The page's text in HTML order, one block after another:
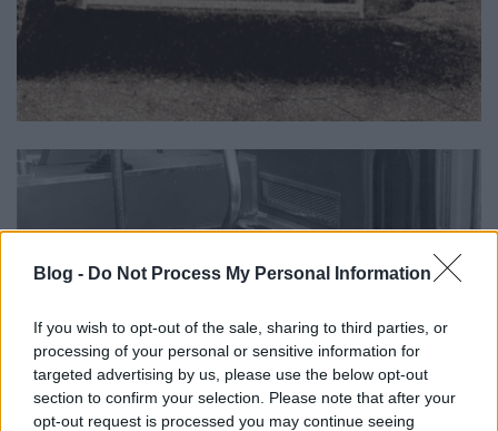
Blog - Do Not Process My Personal Information
If you wish to opt-out of the sale, sharing to third parties, or
processing of your personal or sensitive information for
targeted advertising by us, please use the below opt-out
section to confirm your selection. Please note that after your
opt-out request is processed you may continue seeing